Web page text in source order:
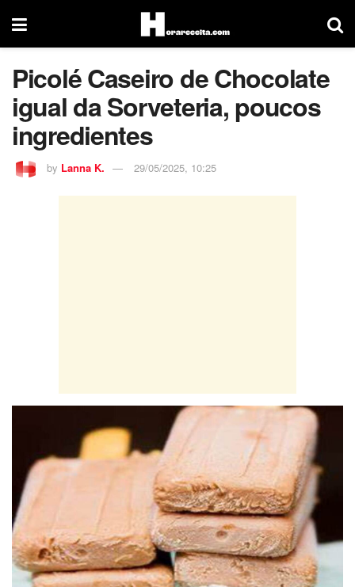
Picolé Caseiro de Chocolate
igual da Sorveteria, poucos
ingredientes
by Lanna K. 29/05/2025, 10:25